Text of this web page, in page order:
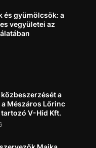
és gyümölcsök: a
vegyületei az
a
Mészáros Lőrinc
V-Híd Kft.